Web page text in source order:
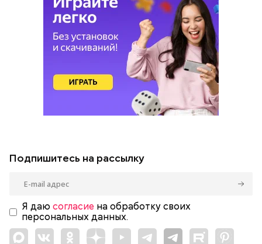
Подпишитесь на рассылку
Я даю согласие на обработку своих
персональных данных.